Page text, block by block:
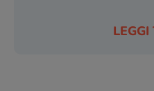
LEGGI